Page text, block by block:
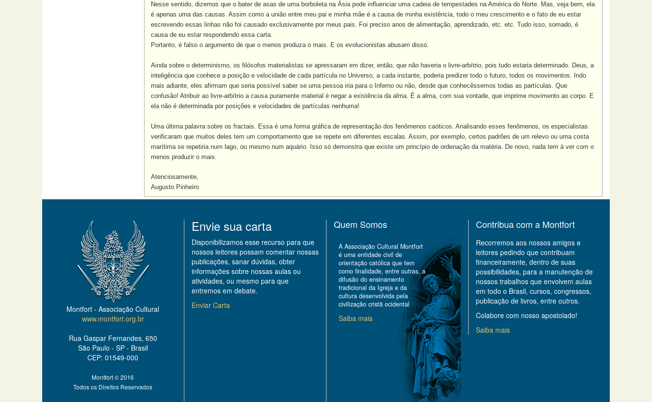
Nesse sentido, dizemos que o bater de asas de uma borboleta na Ásia pode influenciar uma cadeia de tempestades na América do Norte. Mas, veja bem, ela
é apenas uma das causas. Assim como a união entre meu pai e minha mãe é a causa de minha existência, todo o meu crescimento e o fato de eu estar
escrevendo essas linhas não foi causado exclusivamente por meus pais. Foi preciso anos de alimentação, aprendizado, etc. etc. Tudo isso, somado, é
causa de eu estar respondendo essa carta.
Portanto, é falso o argumento de que o menos produza o mais. E os evolucionistas abusam disso.
Ainda sobre o determinismo, os filósofos materialistas se apressaram em dizer, então, que não haveria o livre-arbítrio, pois tudo estaria determinado. Deus, a
inteligência que conhece a posição e velocidade de cada partícula no Universo, a cada instante, poderia predizer todo o futuro, todos os movimentos. Indo
mais adiante, eles afirmam que seria possível saber se uma pessoa iria para o Inferno ou não, desde que conhecêssemos todas as partículas. Que
confusão! Atribuir ao livre-arbítrio a causa puramente material é negar a existência da alma. É a alma, com sua vontade, que imprime movimento ao corpo. E
ela não é determinada por posições e velocidades de partículas nenhuma!
Uma última palavra sobre os fractais. Essa é uma forma gráfica de representação dos fenômenos caóticos. Analisando esses fenômenos, os especialistas
verificaram que muitos deles tem um comportamento que se repete em diferentes escalas. Assim, por exemplo, certos padrões de um relevo ou uma costa
marítima se repetiria num lago, ou mesmo num aquário. Isso só demonstra que existe um princípio de ordenação da matéria. De novo, nada tem à ver com o
menos produzir o mais.
Atenciosamente,
Augusto Pinheiro
Montfort - Associação Cultural
www.montfort.org.br
Rua Gaspar Fernandes, 650
São Paulo - SP - Brasil
CEP: 01549-000
Montfort © 2016
Todos os Direitos Reservados
Envie sua carta
Disponibilizamos esse recurso para que
nossos leitores possam comentar nossas
publicações, sanar dúvidas, obter
informações sobre nossas aulas ou
atividades, ou mesmo para que
entremos em debate.
Enviar Carta
Quem Somos
A Associação Cultural Montfort
é uma entidade civil de
orientação católica que tem
como finalidade, entre outras, a
difusão do ensinamento
tradicional da Igreja e da
cultura desenvolvida pela
civilização cristã ocidental
Saiba mais
Contribua com a Montfort
Recorremos aos nossos amigos e
leitores pedindo que contribuam
financeiramente, dentro de suas
possibilidades, para a manutenção de
nossos trabalhos que envolvem aulas
em todo o Brasil, cursos, congressos,
publicação de livros, entre outros.
Colabore com nosso apostolado!
Saiba mais